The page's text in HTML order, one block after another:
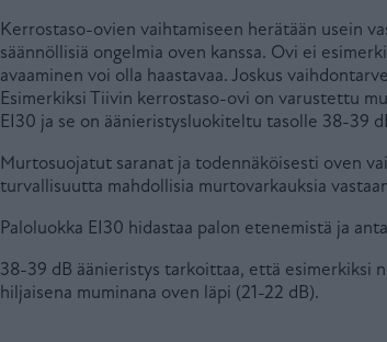
Kerrostaso-ovien vaihtamiseen herätään usein
säännöllisiä ongelmia oven kanssa. Ovi ei
avaaminen voi olla haastavaa. Joskus
Esimerkiksi Tiivin kerrostaso-ovi on varustettu
EI30 ja se on äänieristysluokiteltu tasolle 38-39
Murtosuojatut saranat ja todennäköisesti oven
turvallisuutta mahdollisia murtovarkauksia
Paloluokka EI30 hidastaa palon etenemistä ja
38-39 dB äänieristys tarkoittaa, että esimerkiksi
hiljaisena muminana oven läpi (21-22 dB).